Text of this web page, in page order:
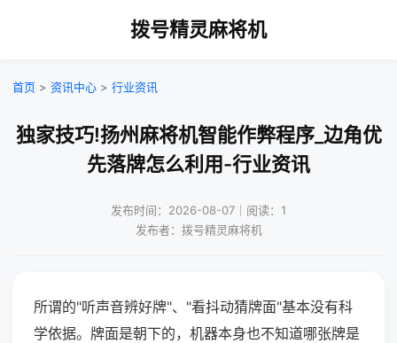
拨号精灵麻将机
首页 > 资讯中心 > 行业资讯
独家技巧!扬州麻将机智能作弊程序_边角优
先落牌怎么利用-行业资讯
发布时间：2026-08-07｜阅读：1
发布者：拨号精灵麻将机
所谓的"听声音辨好牌"、"看抖动猜牌面"基本没有科
学依据。牌面是朝下的，机器本身也不知道哪张牌是